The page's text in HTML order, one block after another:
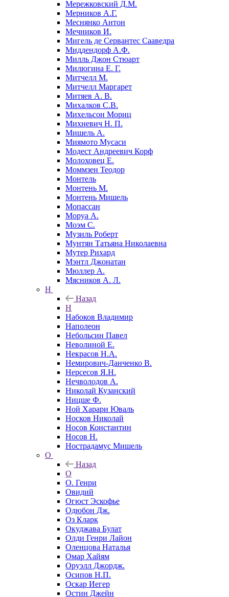
Мережковский Д.М.
Мерников А.Г.
Меснянко Антон
Мечников И.
Мигель де Сервантес Сааведра
Миддендорф А.Ф.
Милль Джон Стюарт
Милюгина Е. Г.
Митчелл М.
Митчелл Маргарет
Митяев А. В.
Михалков С.В.
Михельсон Мориц
Михневич Н. П.
Мишель А.
Миямото Мусаси
Модест Андреевич Корф
Молоховец Е.
Моммзен Теодор
Монтель
Монтень М.
Монтень Мишель
Мопассан
Моруа А.
Моэм С.
Музиль Роберт
Мунтян Татьяна Николаевна
Мутер Рихард
Мэнтл Джонатан
Мюллер А.
Мясников А. Л.
Н
Назад
Н
Набоков Владимир
Наполеон
Небольсин Павел
Неволиной Е.
Некрасов Н.А.
Немирович-Данченко В.
Нерсесов Я.Н.
Нечволодов А.
Николай Кузанский
Ницше Ф.
Ной Харари Юваль
Носков Николай
Носов Константин
Носов Н.
Нострадамус Мишель
О
Назад
О
О. Генри
Овидий
Огюст Эскофье
Одюбон Дж.
Оз Кларк
Окуджава Булат
Олди Генри Лайон
Оленцова Наталья
Омар Хайям
Оруэлл Джордж.
Осипов Н.П.
Оскар Иегер
Остин Джейн